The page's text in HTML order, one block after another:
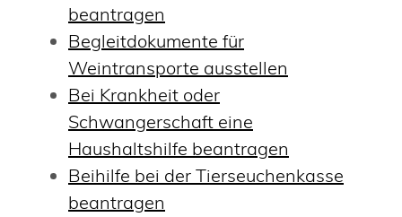
beantragen
Begleitdokumente für
Weintransporte ausstellen
Bei Krankheit oder
Schwangerschaft eine
Haushaltshilfe beantragen
Beihilfe bei der Tierseuchenkasse
beantragen